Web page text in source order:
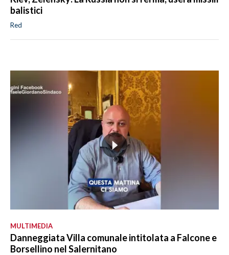
balistici
Red
MULTIMEDIA
Danneggiata Villa comunale intitolata a Falcone e
Borsellino nel Salernitano